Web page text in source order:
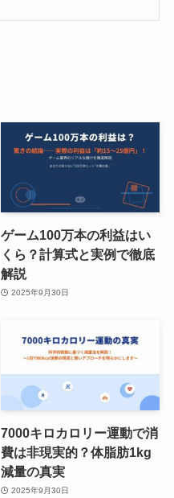
ゲーム100万本の利益はい
くら？計算式と実例で徹底
解説
2025年9月30日
7000キロカロリー運動で消
費は非現実的？体脂肪1kg
減量の真実
2025年9月30日